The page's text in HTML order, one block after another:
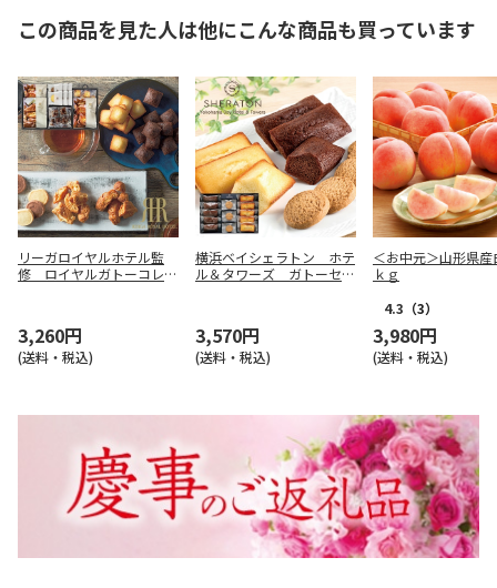
この商品を見た人は他にこんな商品も買っています
リーガロイヤルホテル監
修 ロイヤルガトーコレク
3,260円
(送料・税込)
横浜ベイシェラトン ホテ
ル＆タワーズ ガトーセレ
3,570円
(送料・税込)
＜お中元＞山形県産
ｋｇ
4.3 （3）
3,980円
(送料・税込)